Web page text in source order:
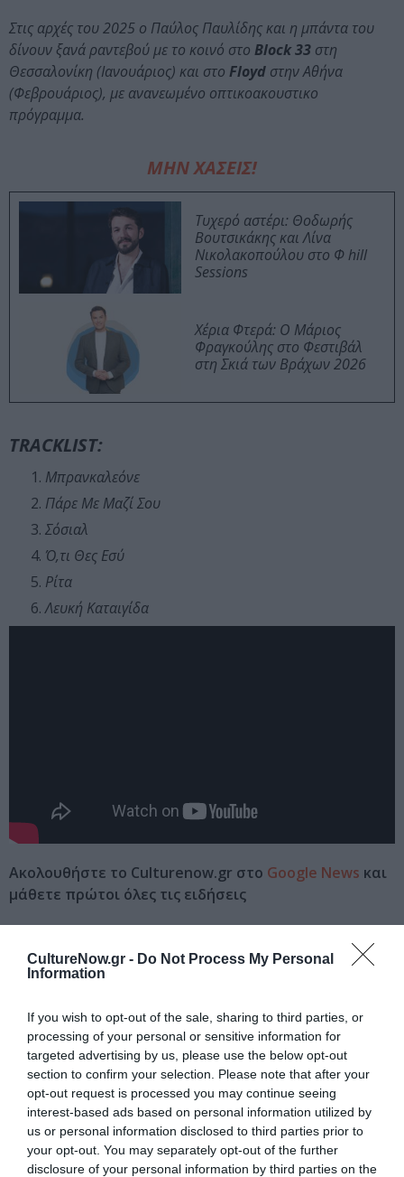
CultureNow.gr - Do Not Process My Personal
Information
If you wish to opt-out of the sale, sharing to third parties, or
processing of your personal or sensitive information for
targeted advertising by us, please use the below opt-out
section to confirm your selection. Please note that after your
opt-out request is processed you may continue seeing
interest-based ads based on personal information utilized by
us or personal information disclosed to third parties prior to
your opt-out. You may separately opt-out of the further
disclosure of your personal information by third parties on the
Στις αρχές του 2025 ο Παύλος Παυλίδης και η μπάντα του
δίνουν ξανά ραντεβού με το κοινό στο Block 33 στη
Θεσσαλονίκη (Ιανουάριος) και στο Floyd στην Αθήνα
(Φεβρουάριος), με ανανεωμένο οπτικοακουστικο
πρόγραμμα.
ΜΗΝ ΧΑΣΕΙΣ!
Τυχερό αστέρι: Θοδωρής
Βουτσικάκης και Λίνα
Νικολακοπούλου στο Φ hill
Sessions
Χέρια Φτερά: Ο Μάριος
Φραγκούλης στο Φεστιβάλ
στη Σκιά των Βράχων 2026
TRACKLIST:
Μπρανκαλεόνε
Πάρε Με Μαζί Σου
Σόσιαλ
Ό,τι Θες Εσύ
Ρίτα
Λευκή Καταιγίδα
Ακολουθήστε το Culturenow.gr στο Google News και
μάθετε πρώτοι όλες τις ειδήσεις
Πολιτισμό στοCulturenow.gr
Tags
POP - ROCK - ALTERNATIVE
ΝΕΑ ΑΛΜΠΟΥΜ
ΠΑΥΛΟΣ ΠΑΥΛΙΔΗΣ
Newsletter